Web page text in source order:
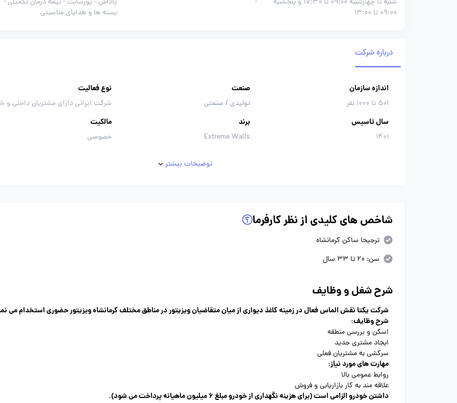
شنبه تا چهارشنبه 09:00 تا 17:30 و پنجشنبه
09:00 تا 13:00
-
پاداش - پورسانت - بیمه درمان تکمیلی -
بسته ها و هدایای مناسبتی
درباره شرکت
اندازه سازمان
501 تا 1000 نفر
صنعت
تولیدی / صنعتی
نوع فعالیت
شرکت ایرانی دارای مشتریان داخلی و
سال تاسیس
1401
برند
Extreme Walls
مالکیت
خصوصی
توضیحات بیشتر
شاخص های کلیدی از نظر کارفرما
ترجیحا ساکن کرمانشاه
سن: 20 تا 33 سال
شرح شغل و وظایف
شرکت یکتا نقش الماس فعال در زمینه کاغذ دیواری از میان متقاضیان ویزیتور در مناطق مختلف کرمانشاه ویزیتور حضوری استخدام می
شرح وظایف:
اسکن و بررسی منطقه
ایجاد مشتری جدید
سرکشی به مشتریان فعلی
مهارت های مورد نیاز:
روابط عمومی بالا
علاقه مند به کار بازاریابی و فروش
داشتن خودرو الزامی است (برای هزینه نگهداری از خودرو مبلغ 6 میلیون ماهیانه پرداخت می شود).